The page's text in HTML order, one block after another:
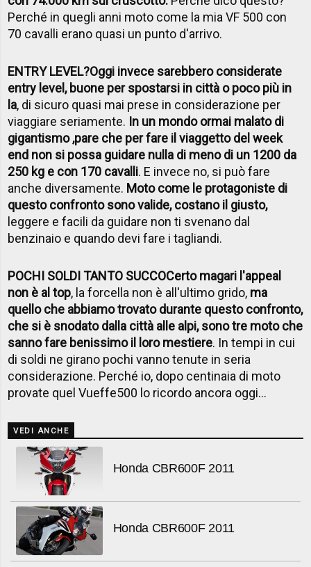
Perché in quegli anni moto come la mia VF 500 con
70 cavalli erano quasi un punto d'arrivo.
ENTRY LEVEL?Oggi invece sarebbero considerate
entry level, buone per spostarsi in città o poco più in
la, di sicuro quasi mai prese in considerazione per
viaggiare seriamente. In un mondo ormai malato di
gigantismo ,pare che per fare il viaggetto del week
end non si possa guidare nulla di meno di un 1200 da
250 kg e con 170 cavalli. E invece no, si può fare
anche diversamente. Moto come le protagoniste di
questo confronto sono valide, costano il giusto,
leggere e facili da guidare non ti svenano dal
benzinaio e quando devi fare i tagliandi.
POCHI SOLDI TANTO SUCCOCerto magari l'appeal
non è al top, la forcella non è all'ultimo grido, ma
quello che abbiamo trovato durante questo confronto,
che si è snodato dalla città alle alpi, sono tre moto che
sanno fare benissimo il loro mestiere. In tempi in cui
di soldi ne girano pochi vanno tenute in seria
considerazione. Perché io, dopo centinaia di moto
provate quel Vueffe500 lo ricordo ancora oggi...
VEDI ANCHE
Honda CBR600F 2011
Honda CBR600F 2011